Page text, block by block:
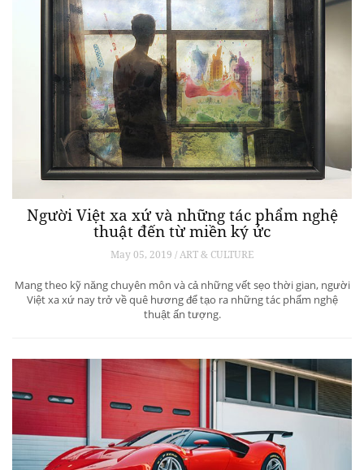
Người Việt xa xứ và những tác phẩm nghệ
thuật đến từ miền ký ức
May 05, 2019 / ART & CULTURE
Mang theo kỹ năng chuyên môn và cả những vết sẹo thời gian, người
Việt xa xứ nay trở về quê hương để tạo ra những tác phẩm nghệ
thuật ấn tượng.